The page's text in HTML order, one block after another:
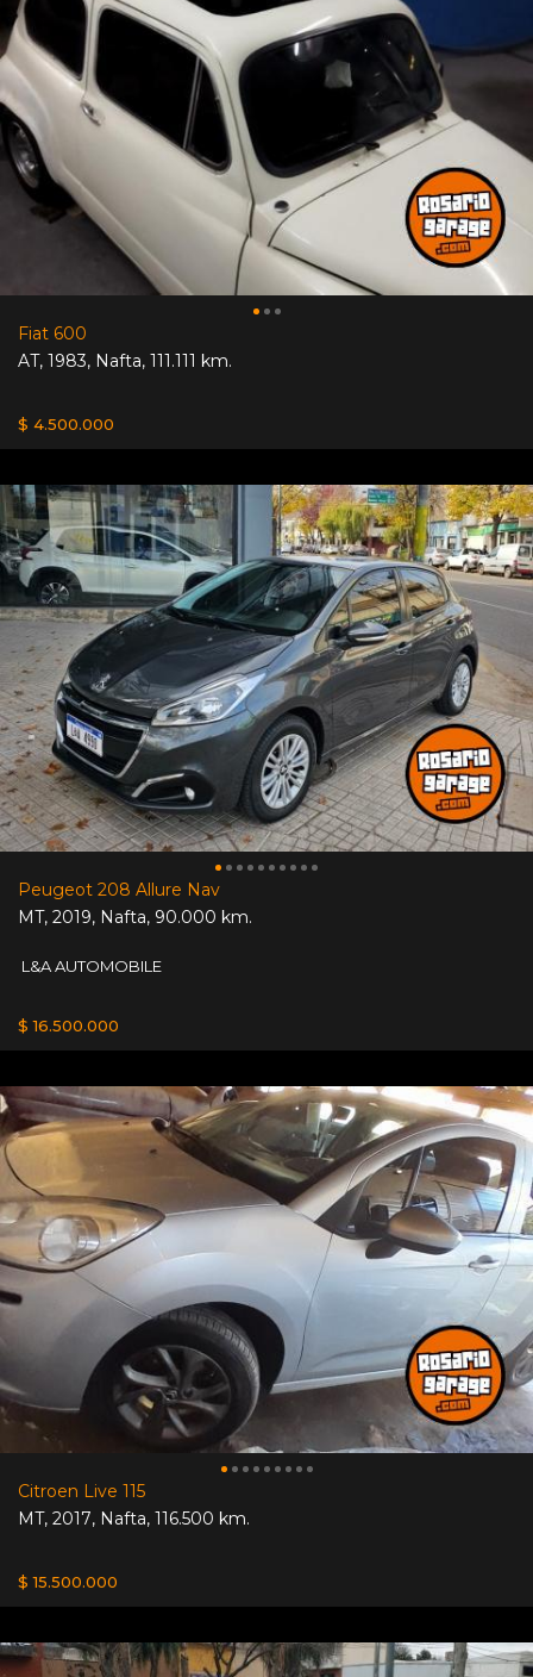
Fiat 600
AT, 1983, Nafta, 111.111 km.
$ 4.500.000
Peugeot 208 Allure Nav
MT, 2019, Nafta, 90.000 km.
L&A AUTOMOBILE
$ 16.500.000
Citroen Live 115
MT, 2017, Nafta, 116.500 km.
$ 15.500.000